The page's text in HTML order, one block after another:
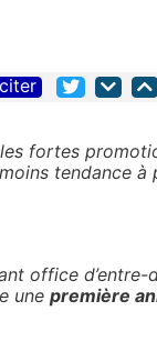
citer
fortes
tendance à
office
une première